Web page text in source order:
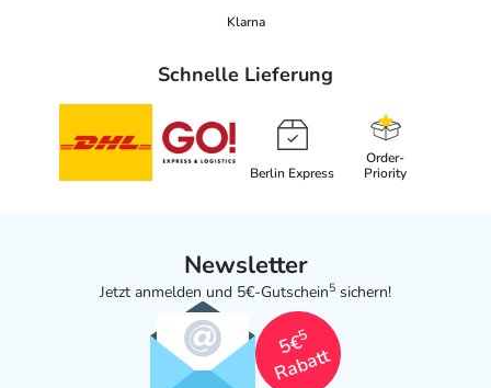
Klarna
Schnelle Lieferung
Berlin Express
Order-
Priority
Newsletter
Jetzt anmelden und 5€-Gutschein5 sichern!
5€
5
Rabatt